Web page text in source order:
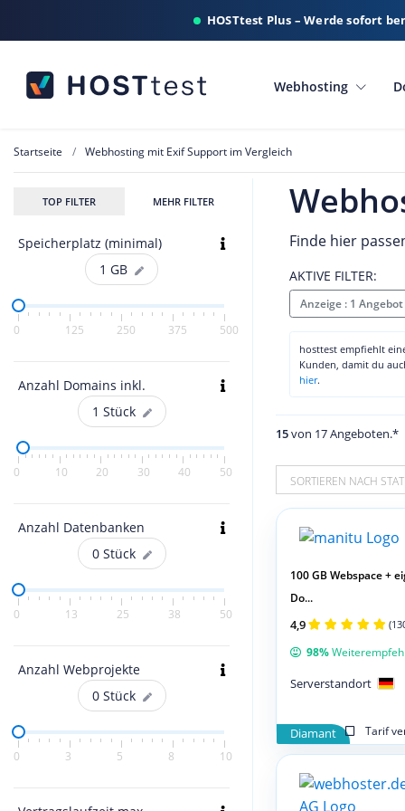
HOSTtest Plus – Werde sofort
Webhosting
Startseite Webhosting mit Exif Support im Vergleich
TOP FILTER MEHR FILTER
Speicherplatz (minimal)
1 GB
0 125 250 375 500
Anzahl Domains inkl.
1 Stück
0 10 20 30 40 50
Anzahl Datenbanken
0 Stück
0 13 25 38 50
Anzahl Webprojekte
0 Stück
0 3 5 8 10
Finde hier
AKTIVE FILTER:
Anzeige : 1
hosttest empfiehlt
Kunden, damit du
hier.
15von 17 Angeboten.*
SORTIEREN NACH
Diamant Tarif
100 GB Webspace +
Do...
4,9
98%
Serverstandort